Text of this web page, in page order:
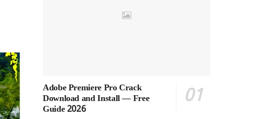
Adobe Premiere Pro Crack
Download and Install — Free
Guide 2026